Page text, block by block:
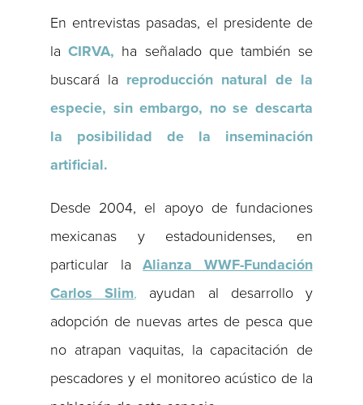
En entrevistas pasadas, el presidente de
laCIRVA, ha señalado que también se
buscará la reproducción natural de la
especie, sin embargo, no se descarta
la posibilidad de la inseminación
artificial.
Desde 2004, el apoyo de fundaciones
mexicanas y estadounidenses, en
particular la
Alianza WWF-Fundación
Carlos Slim, ayudan al desarrollo y
adopción de nuevas artes de pesca que
no atrapan vaquitas, la capacitación de
pescadores y el monitoreo acústico de la